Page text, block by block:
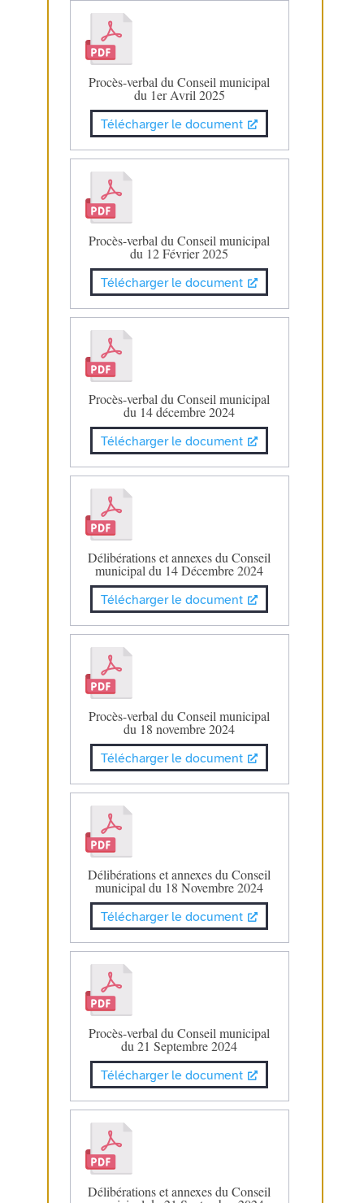
Procès-verbal du Conseil municipal
du 1er Avril 2025
Télécharger le document
Procès-verbal du Conseil municipal
du 12 Février 2025
Télécharger le document
Procès-verbal du Conseil municipal
du 14 décembre 2024
Télécharger le document
Délibérations et annexes du Conseil
municipal du 14 Décembre 2024
Télécharger le document
Procès-verbal du Conseil municipal
du 18 novembre 2024
Télécharger le document
Délibérations et annexes du Conseil
municipal du 18 Novembre 2024
Télécharger le document
Procès-verbal du Conseil municipal
du 21 Septembre 2024
Télécharger le document
Délibérations et annexes du Conseil